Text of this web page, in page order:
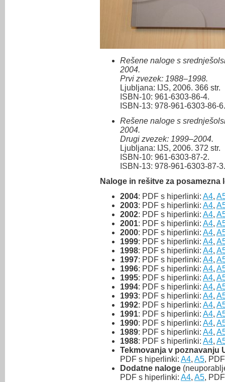
Rešene naloge s
2004.
Prvi zvezek: 1988–1998.
Ljubljana: IJS, 2006. 366 str.
ISBN-10: 961-6303-86-4.
ISBN-13: 978-961-6303-86-6.
Rešene naloge s
2004.
Drugi zvezek: 1999–2004.
Ljubljana: IJS, 2006. 372 str.
ISBN-10: 961-6303-87-2.
ISBN-13: 978-961-6303-87-3.
Naloge in rešitve za posamezna
2004: PDF s hiperlinki: A4,
2003: PDF s hiperlinki: A4,
2002: PDF s hiperlinki: A4,
2001: PDF s hiperlinki: A4,
2000: PDF s hiperlinki: A4,
1999: PDF s hiperlinki: A4,
1998: PDF s hiperlinki: A4,
1997: PDF s hiperlinki: A4,
1996: PDF s hiperlinki: A4,
1995: PDF s hiperlinki: A4,
1994: PDF s hiperlinki: A4,
1993: PDF s hiperlinki: A4,
1992: PDF s hiperlinki: A4,
1991: PDF s hiperlinki: A4,
1990: PDF s hiperlinki: A4,
1989: PDF s hiperlinki: A4,
1988: PDF s hiperlinki: A4,
Tekmovanja v poznavanju
PDF s hiperlinki: A4, A5,
Dodatne naloge
PDF s hiperlinki: A4, A5,